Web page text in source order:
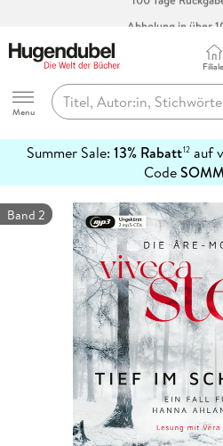
Abholung in über
Hugendubel
Menu
Filiale
Summer Sale: 13% Rabatt12auf
Code
erfahren
Band 2